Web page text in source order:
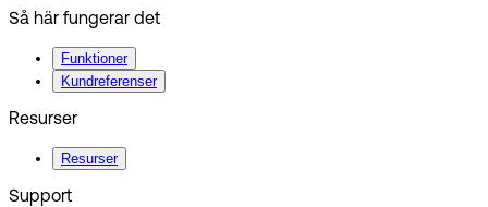
Så här fungerar det
Funktioner
Kundreferenser
Resurser
Resurser
Support